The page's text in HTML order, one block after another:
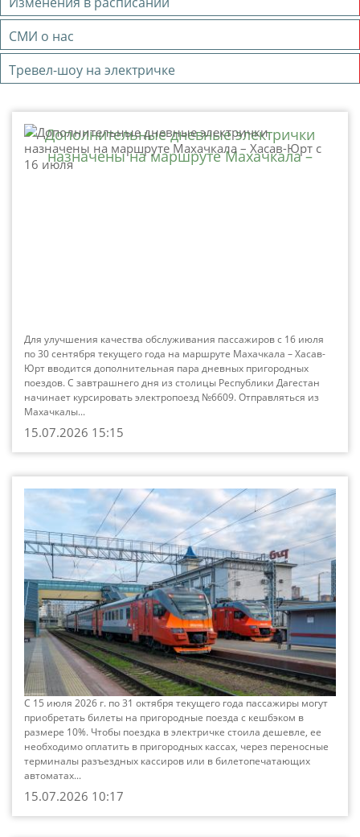
СМИ о нас
Тревел-шоу на электричке
Дополнительные дневные электрички
назначены на маршруте Махачкала –
Для улучшения качества обслуживания пассажиров с 16 июля
по 30 сентября текущего года на маршруте Махачкала – Хасав-
Юрт вводится дополнительная пара дневных пригородных
поездов. С завтрашнего дня из столицы Республики Дагестан
начинает курсировать электропоезд №6609. Отправляться из
Махачкалы...
15.07.2026 15:15
До конца октября при покупке билетов на
электрички пассажиры могут экономить
10% от их стоимости
С 15 июля 2026 г. по 31 октября текущего года пассажиры могут
приобретать билеты на пригородные поезда с кешбэком в
размере 10%. Чтобы поездка в электричке стоила дешевле, ее
необходимо оплатить в пригородных кассах, через переносные
терминалы разъездных кассиров или в билетопечатающих
автоматах...
15.07.2026 10:17